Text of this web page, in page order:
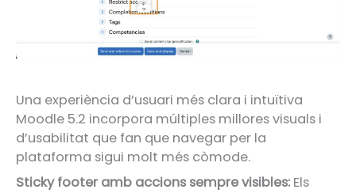
Una experiència d’usuari més clara i intuïtiva
Moodle 5.2 incorpora múltiples millores visuals i
d’usabilitat que fan que navegar per la
plataforma sigui molt més còmode.
Sticky footer amb accions sempre visibles: Els